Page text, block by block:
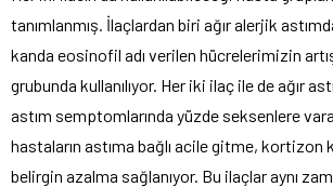
tanımlanmış. İlaçlardan biri ağır alerjik
kanda eosinofil adı verilen hücrelerimizin
grubunda kullanılıyor. Her iki ilaç ile de ağır
astım semptomlarında yüzde seksenlere
hastaların astıma bağlı acile gitme, kortizon
belirgin azalma sağlanıyor. Bu ilaçlar aynı